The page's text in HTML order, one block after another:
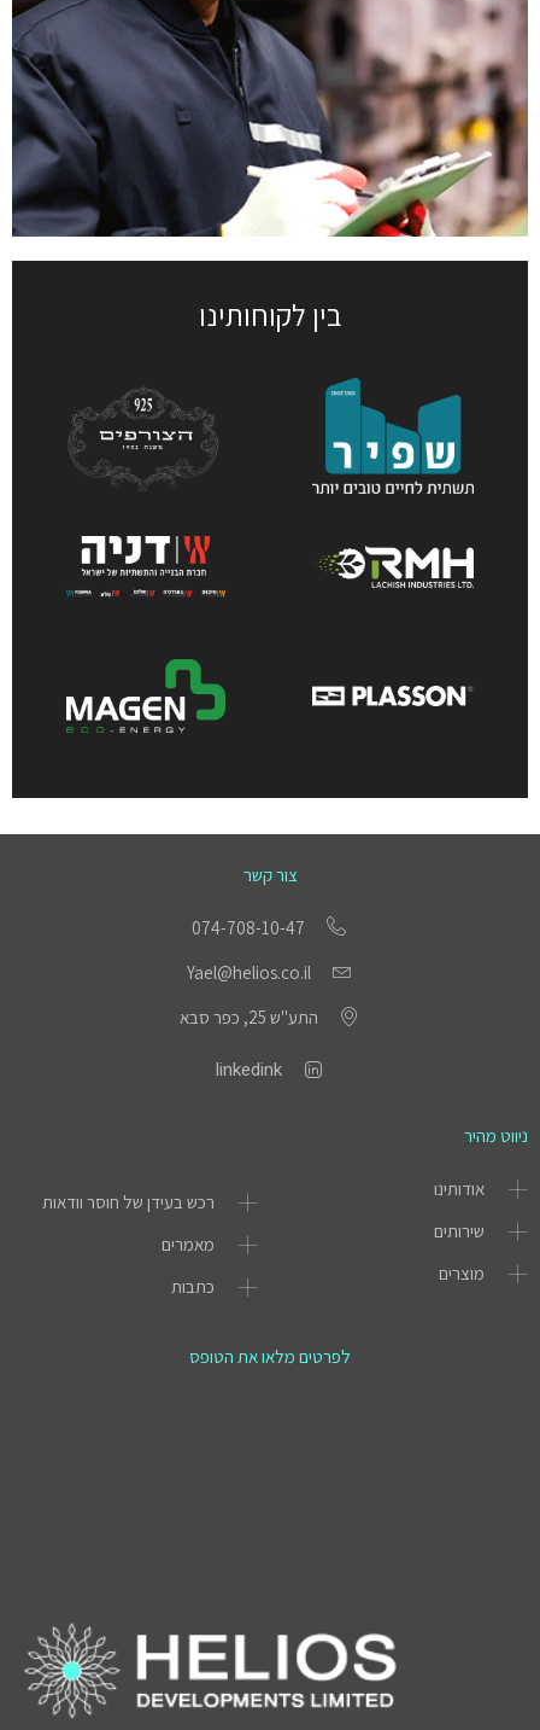
בין לקוחותינו
צור קשר
074-708-10-47
Yael@helios.co.il
התע"ש 25, כפר סבא
linkedink
ניווט מהיר
אודותינו
שירותים
מוצרים
רכש בעידן של חוסר וודאות
מאמרים
כתבות
לפרטים מלאו את הטופס